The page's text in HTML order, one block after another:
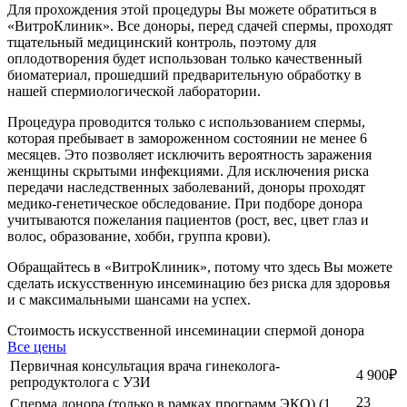
Для прохождения этой процедуры Вы можете обратиться в
«ВитроКлиник». Все доноры, перед сдачей спермы, проходят
тщательный медицинский контроль, поэтому для
оплодотворения будет использован только качественный
биоматериал, прошедший предварительную обработку в
нашей спермиологической лаборатории.
Процедура проводится только с использованием спермы,
которая пребывает в замороженном состоянии не менее 6
месяцев. Это позволяет исключить вероятность заражения
женщины скрытыми инфекциями. Для исключения риска
передачи наследственных заболеваний, доноры проходят
медико-генетическое обследование. При подборе донора
учитываются пожелания пациентов (рост, вес, цвет глаз и
волос, образование, хобби, группа крови).
Обращайтесь в «ВитроКлиник», потому что здесь Вы можете
сделать искусственную инсеминацию без риска для здоровья
и с максимальными шансами на успех.
Стоимость искусственной инсеминации спермой донора
Все цены
Первичная консультация врача гинеколога-
репродуктолога с УЗИ
4 900₽
Сперма донора (только в рамках программ ЭКО) (1
23